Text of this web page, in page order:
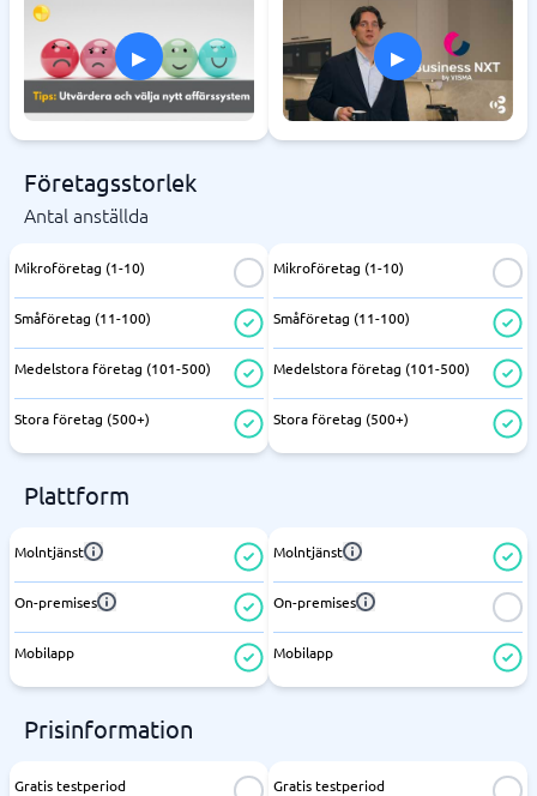
▸ ▸
Företagsstorlek
Antal anställda
Mikroföretag (1-10)
Småföretag (11-100)
Medelstora företag (101-500)
Stora företag (500+)
Mikroföretag (1-10)
Småföretag (11-100)
Medelstora företag (101-500)
Stora företag (500+)
Plattform
Molntjänst
On-premises
Mobilapp
Molntjänst
On-premises
Mobilapp
Prisinformation
Gratis testperiod Gratis testperiod